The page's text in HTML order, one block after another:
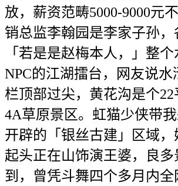
放，薪资范畴5000-9000元
销总监李翰园是李家子孙，
「若是是赵梅本人，」整
NPC的江湖擂台，网友说水
栏顶部过尖，黄花沟是个
4A草原景区。虹猫少侠带我
开辟的「银丝古建」区域，
起头正在山饰演王婆，良
到，曾凭斗舞四个多月内全